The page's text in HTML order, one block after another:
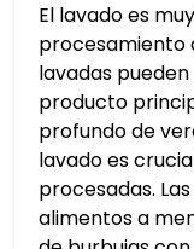
El lavado es
procesamiento
lavadas
producto
profundo de
lavado es
procesadas.
alimentos a